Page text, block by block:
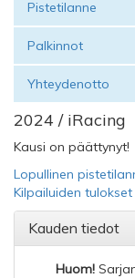
Pistetilanne
Palkinnot
Yhteydenotto
2024 / iRacing
Kausi on päättynyt!
Lopullinen
Kilpailuiden tulokset
Kauden tiedot
Huom!